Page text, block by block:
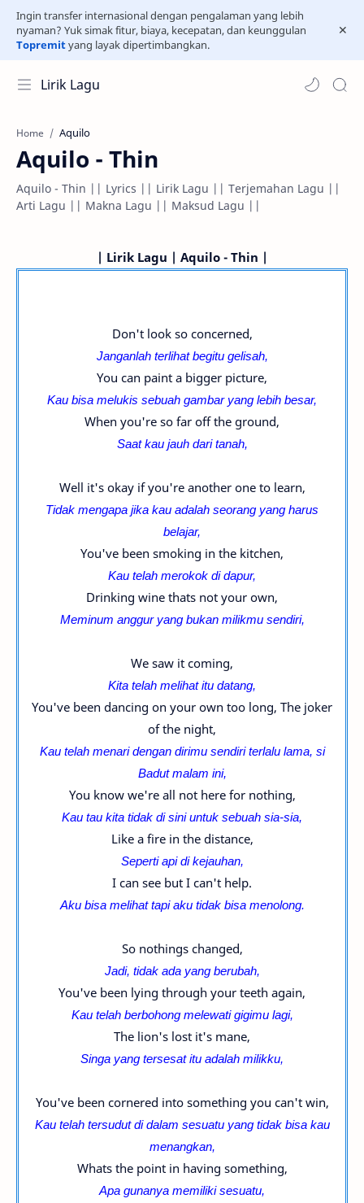
Ingin transfer internasional dengan pengalaman yang lebih
nyaman? Yuk simak fitur, biaya, kecepatan, dan keunggulan
Topremityang layak dipertimbangkan.
Lirik Lagu
Home Aquilo
Aquilo - Thin
Aquilo - Thin || Lyrics || Lirik Lagu || Terjemahan Lagu ||
Arti Lagu || Makna Lagu || Maksud Lagu ||
| Lirik Lagu | Aquilo - Thin |
Don't look so concerned,
Janganlah terlihat begitu gelisah,
You can paint a bigger picture,
Kau bisa melukis sebuah gambar yang lebih besar,
When you're so far off the ground,
Saat kau jauh dari tanah,
Well it's okay if you're another one to learn,
Tidak mengapa jika kau adalah seorang yang harus
belajar,
You've been smoking in the kitchen,
Kau telah merokok di dapur,
Drinking wine thats not your own,
Meminum anggur yang bukan milikmu sendiri,
We saw it coming,
Kita telah melihat itu datang,
You've been dancing on your own too long, The joker
of the night,
Kau telah menari dengan dirimu sendiri terlalu lama, si
Badut malam ini,
You know we're all not here for nothing,
Kau tau kita tidak di sini untuk sebuah sia-sia,
Like a fire in the distance,
Seperti api di kejauhan,
I can see but I can't help.
Aku bisa melihat tapi aku tidak bisa menolong.
So nothings changed,
Jadi, tidak ada yang berubah,
You've been lying through your teeth again,
Kau telah berbohong melewati gigimu lagi,
The lion's lost it's mane,
Singa yang tersesat itu adalah milikku,
You've been cornered into something you can't win,
Kau telah tersudut di dalam sesuatu yang tidak bisa kau
menangkan,
Whats the point in having something,
Apa gunanya memiliki sesuatu,